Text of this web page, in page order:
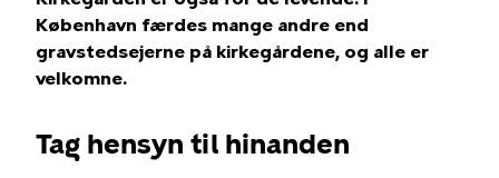
København færdes mange andre end
gravstedsejerne på kirkegårdene, og alle er
velkomne.
Tag hensyn til hinanden